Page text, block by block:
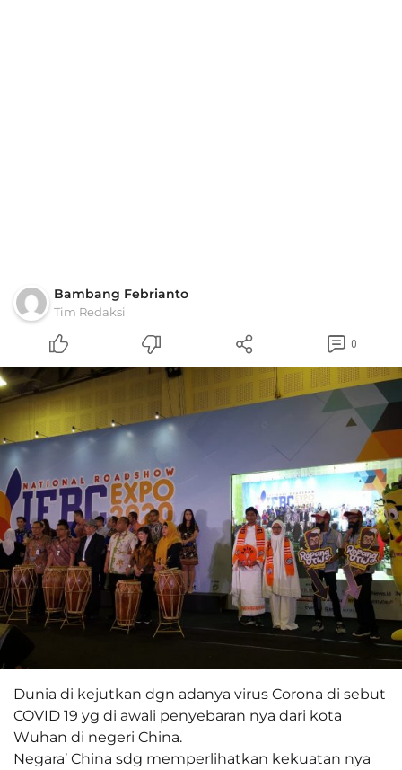
Bambang Febrianto
Tim Redaksi
0
Dunia di kejutkan dgn adanya virus Corona di sebut
COVID 19 yg di awali penyebaran nya dari kota
Wuhan di negeri China.
Negara’ China sdg memperlihatkan kekuatan nya